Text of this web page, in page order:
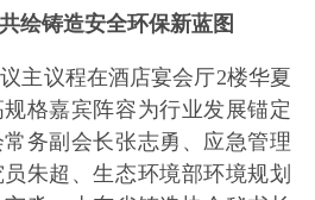
绘铸造安全环保新蓝图
主议程在酒店宴会厅2楼华夏
格嘉宾阵容为行业发展锚定
务副会长张志勇、应急管理
朱超、生态环境部环境规划